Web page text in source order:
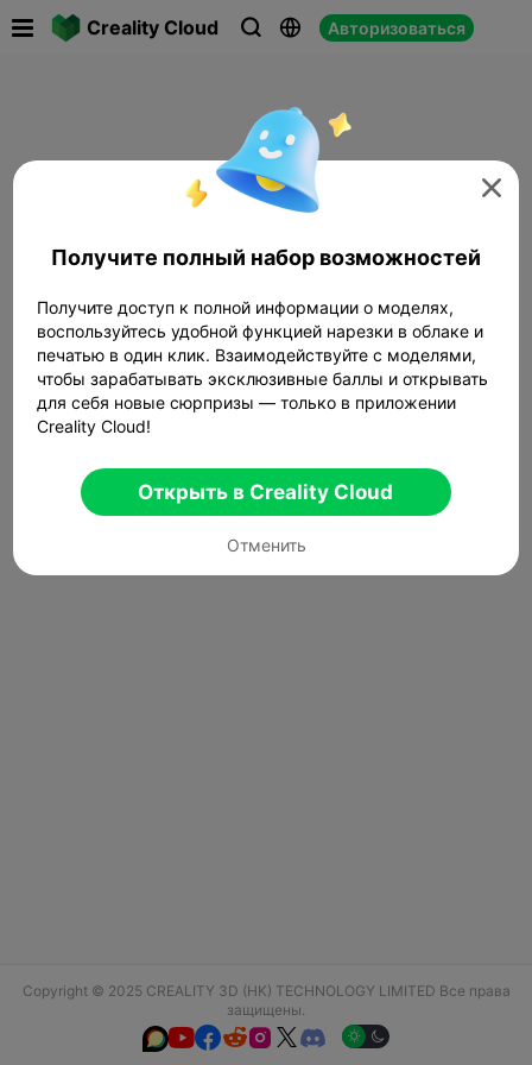
Creality Cloud   Авторизоваться
Copyright © 2025 CREALITY 3D (HK) TECHNOLOGY LIMITED Все права
защищены.
  

Получите полный набор возможностей
Получите доступ к полной информации о моделях,
воспользуйтесь удобной функцией нарезки в облаке и
печатью в один клик. Взаимодействуйте с моделями,
чтобы зарабатывать эксклюзивные баллы и открывать
для себя новые сюрпризы — только в приложении
Creality Cloud!
Открыть в Creality Cloud
Отменить